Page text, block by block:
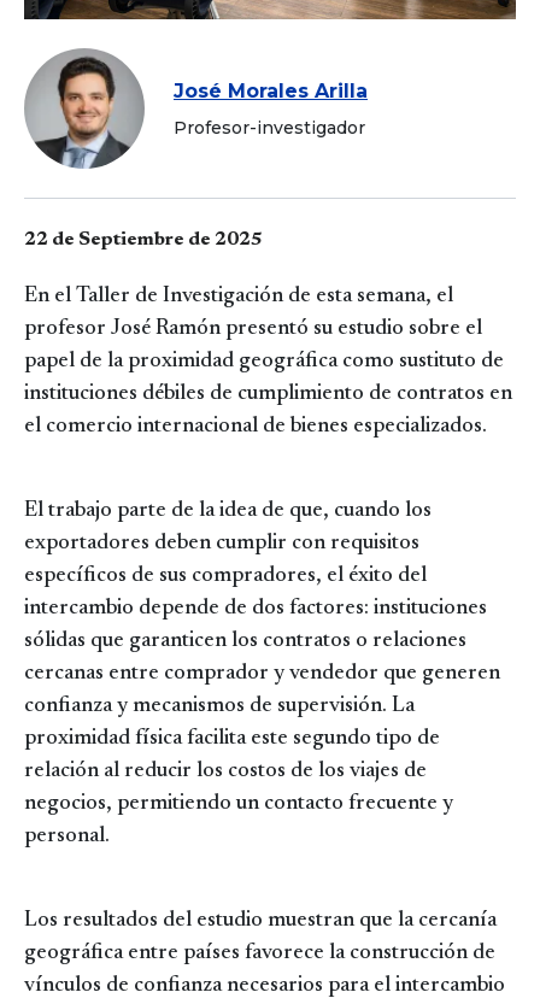
José Morales Arilla
Profesor-investigador
22 de Septiembre de 2025
En el Taller de Investigación de esta semana, el
profesor José Ramón presentó su estudio sobre el
papel de la proximidad geográfica como sustituto de
instituciones débiles de cumplimiento de contratos en
el comercio internacional de bienes especializados.
El trabajo parte de la idea de que, cuando los
exportadores deben cumplir con requisitos
específicos de sus compradores, el éxito del
intercambio depende de dos factores: instituciones
sólidas que garanticen los contratos o relaciones
cercanas entre comprador y vendedor que generen
confianza y mecanismos de supervisión. La
proximidad física facilita este segundo tipo de
relación al reducir los costos de los viajes de
negocios, permitiendo un contacto frecuente y
personal.
Los resultados del estudio muestran que la cercanía
geográfica entre países favorece la construcción de
vínculos de confianza necesarios para el intercambio